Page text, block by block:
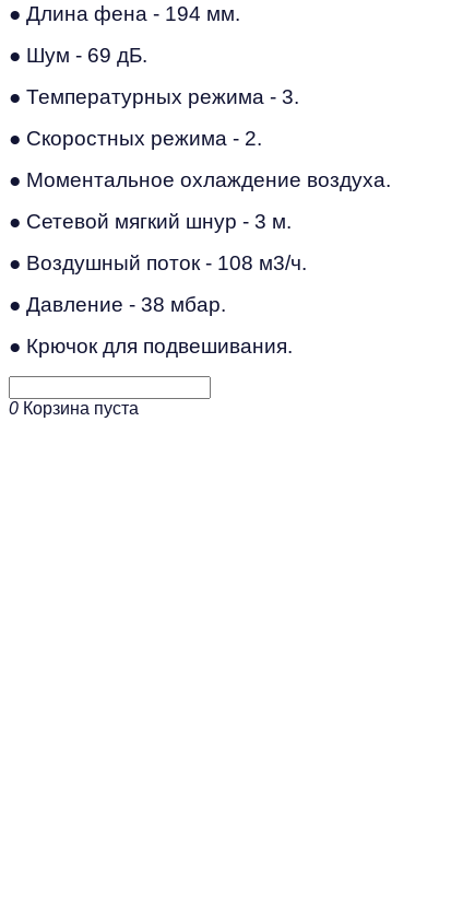
● Длина фена - 194 мм.
● Шум - 69 дБ.
● Температурных режима - 3.
● Скоростных режима - 2.
● Моментальное охлаждение воздуха.
● Сетевой мягкий шнур - 3 м.
● Воздушный поток - 108 м3/ч.
● Давление - 38 мбар.
● Крючок для подвешивания.
0 Корзина пуста